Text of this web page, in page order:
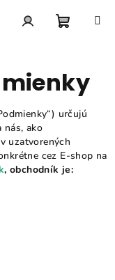
košík
určujú
nás, ako
uzatvorených
cez E-shop na
, obchodník je: